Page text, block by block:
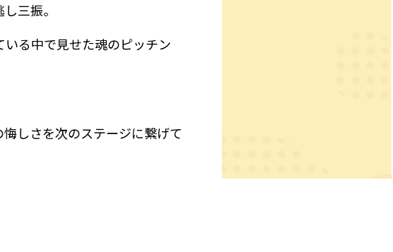
三振。
る中で見せた魂のピッチン
しさを次のステージに繋げて